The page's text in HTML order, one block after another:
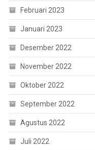
Februari 2023
Januari 2023
Desember 2022
November 2022
Oktober 2022
September 2022
Agustus 2022
Juli 2022